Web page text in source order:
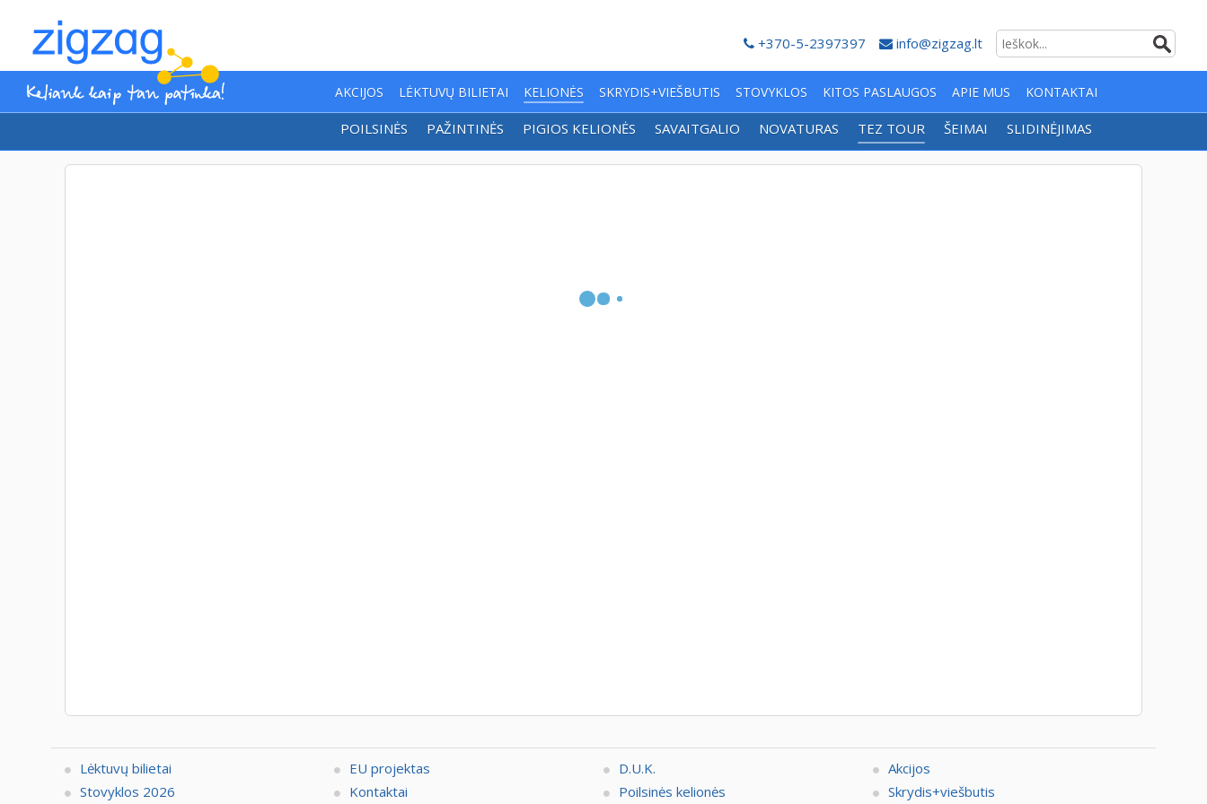
+370-5-2397397 info@zigzag.lt
AKCIJOS LĖKTUVŲ BILIETAI KELIONĖS
POILSINĖS PAŽINTINĖS PIGIOS KELIONĖS SAVAITGALIO NOVATURAS TEZ TOUR ŠEIMAI SLIDINĖJIMAS
SKRYDIS+VIEŠBUTIS STOVYKLOS KITOS PASLAUGOS APIE MUS KONTAKTAI
Lėktuvų bilietai EU projektas D.U.K.
Akcijos
Stovyklos 2026
Kontaktai Poilsinės kelionės Skrydis+viešbutis